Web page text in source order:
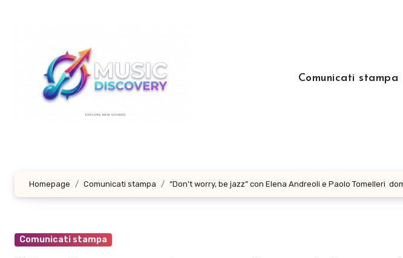
Comunicati stampa
Homepage Comunicati stampa “Don’t worry, be jazz” con Elena Andreoli e Paolo Tomelleri
Comunicati stampa